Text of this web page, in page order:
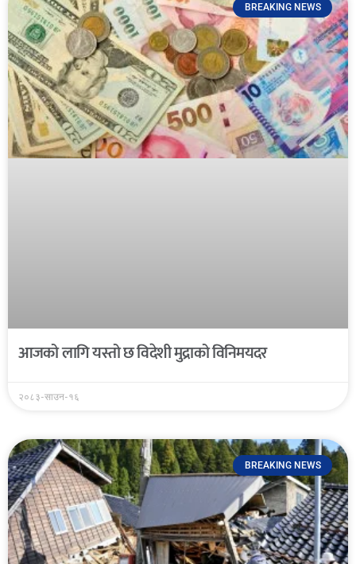
BREAKING NEWS
आजको लागि यस्तो छ विदेशी मुद्राको विनिमयदर
२०८३-साउन-१६
BREAKING NEWS